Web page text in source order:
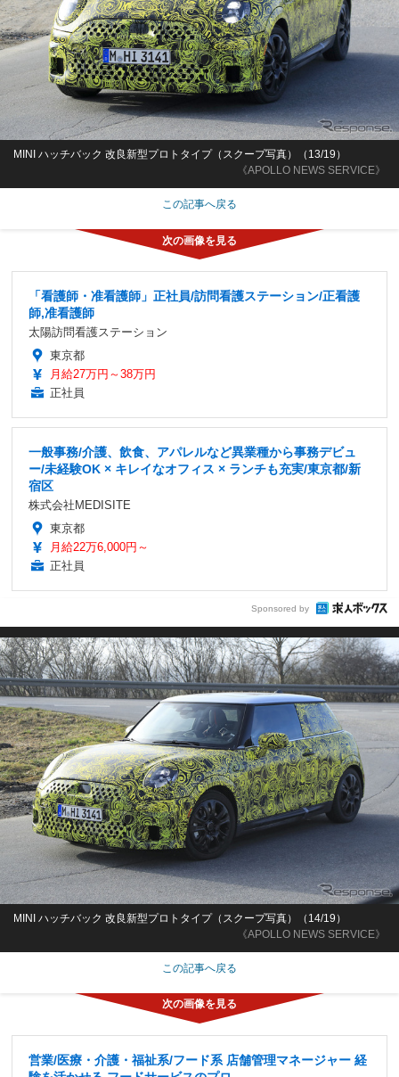
《APOLLO NEWS SERVICE》
MINI ハッチバック 改良新型プロトタイプ（スクープ写真）（13/19）
この記事へ戻る
「看護師・准看護師」正社員/訪問看護ステーション/正看護
師,准看護師
太陽訪問看護ステーション
東京都
月給27万円～38万円
正社員
一般事務/介護、飲食、アパレルなど異業種から事務デビュ
ー/未経験OK × キレイなオフィス × ランチも充実/東京都/新
宿区
株式会社MEDISITE
東京都
月給22万6,000円～
正社員
Sponsored by
《APOLLO NEWS SERVICE》
MINI ハッチバック 改良新型プロトタイプ（スクープ写真）（14/19）
この記事へ戻る
営業/医療・介護・福祉系/フード系 店舗管理マネージャー 経